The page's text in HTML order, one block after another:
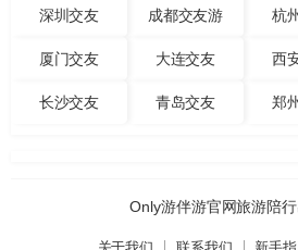
深圳交友 成都交友游 杭
厦门交友 大连交友 西
长沙交友 青岛交友 郑
Only游伴游官网旅游陪